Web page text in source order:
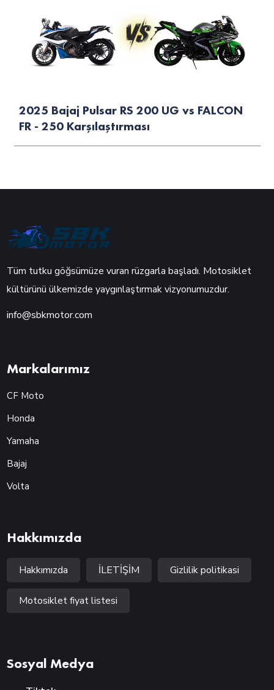
2025 Bajaj Pulsar RS 200 UG vs FALCON
FR - 250 Karşılaştırması
Tüm tutku göğsümüze vuran rüzgarla başladı. Motosiklet
kültürünü ülkemizde yaygınlaştırmak vizyonumuzdur.
info@sbkmotor.com
Markalarımız
CF Moto
Honda
Yamaha
Bajaj
Volta
Hakkımızda
Hakkımızda İLETİŞİM Gizlilik politikasi
Motosiklet fiyat listesi
Sosyal Medya